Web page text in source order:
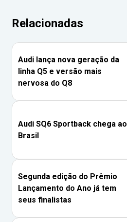
Relacionadas
Audi lança nova geração da
linha Q5 e versão mais
nervosa do Q8
Audi SQ6 Sportback chega ao
Brasil
Segunda edição do Prêmio
Lançamento do Ano já tem
seus finalistas